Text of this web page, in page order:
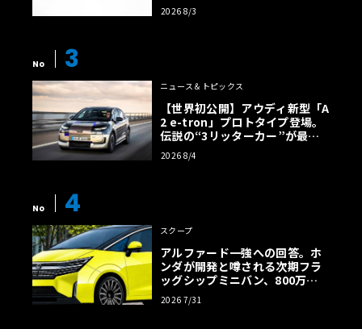
ュレーターレスにするなど、各部にこだわりのカスタムが
加えられているが、今後は何か考えていることはあるのだ
ろうか。
「そうですね、まあ壊れたら直していくのと、あとはドア
がかなり下がってきたので、ヒンジを買ったんですが、ま
いですかね」
【画像12枚】エンジンOHから自作アクリル窓まで。ミニ熟
練者が蘇らせた「ミニ・マーコス」のディテールを確認す
2026 8/3
No 3
ニュース＆トピックス
【世界初公開】アウディ新型「A
2 e-tron」プロトタイプ登場。
伝説の“3リッターカー”が最高
効率エントリーBEVとして復活
【画像38枚】
2026 8/4
No 4
スクープ
アルファード一強への回答。ホ
ンダが開発と噂される次期フラ
ッグシップミニバン、800万円
超の勝算【予想CG】
2026 7/31